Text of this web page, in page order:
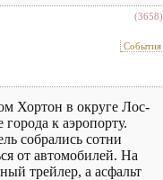
(3658)
События
Хортон в округе Лос-
к аэропорту.
собрались сотни
от автомобилей. На
трейлер, а асфальт